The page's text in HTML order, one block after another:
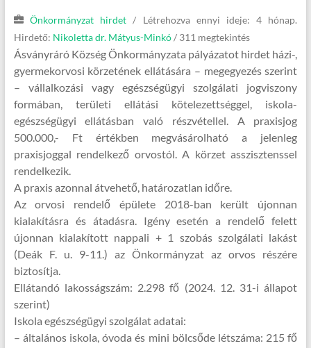
Önkormányzat hirdet / Létrehozva ennyi ideje: 4 hónap.
Hirdető: Nikoletta dr. Mátyus-Minkó/ 311 megtekintés
Ásványráró Község Önkormányzata pályázatot hirdet házi-,
gyermekorvosi körzetének ellátására – megegyezés szerint
– vállalkozási vagy egészségügyi szolgálati jogviszony
formában, területi ellátási kötelezettséggel, iskola-
egészségügyi ellátásban való részvétellel. A praxisjog
500.000,- Ft értékben megvásárolható a jelenleg
praxisjoggal rendelkező orvostól. A körzet asszisztenssel
rendelkezik.
A praxis azonnal átvehető, határozatlan időre.
Az orvosi rendelő épülete 2018-ban került újonnan
kialakításra és átadásra. Igény esetén a rendelő felett
újonnan kialakított nappali + 1 szobás szolgálati lakást
(Deák F. u. 9-11.) az Önkormányzat az orvos részére
biztosítja.
Ellátandó lakosságszám: 2.298 fő (2024. 12. 31-i állapot
szerint)
Iskola egészségügyi szolgálat adatai:
– általános iskola, óvoda és mini bölcsőde létszáma: 215 fő